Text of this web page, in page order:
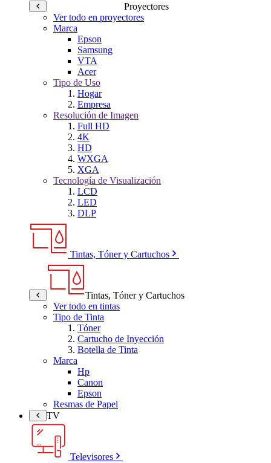
Proyectores
Ver todo en proyectores
Marca
Epson
Samsung
VTA
Acer
Tipo de Uso
Hogar
Empresa
Resolución de Imagen
Full HD
4K
HD
WXGA
XGA
Tecnología de Visualización
LCD
LED
DLP
Tintas, Tóner y Cartuchos
Tintas, Tóner y Cartuchos
Ver todo en tintas
Tipo de Tinta
Tóner
Cartucho de Inyección
Botella de Tinta
Marca
Hp
Canon
Epson
Resmas de Papel
TV
Televisores